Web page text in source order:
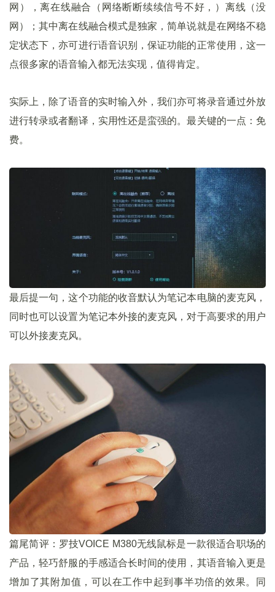
网），离在线融合（网络断断续续信号不好，）离线（没
网）；其中离在线融合模式是独家，简单说就是在网络不稳
定状态下，亦可进行语音识别，保证功能的正常使用，这一
点很多家的语音输入都无法实现，值得肯定。
实际上，除了语音的实时输入外，我们亦可将录音通过外放
进行转录或者翻译，实用性还是蛮强的。最关键的一点：免
费。
最后提一句，这个功能的收音默认为笔记本电脑的麦克风，
同时也可以设置为笔记本外接的麦克风，对于高要求的用户
可以外接麦克风。
篇尾简评：罗技VOICE M380无线鼠标是一款很适合职场的
产品，轻巧舒服的手感适合长时间的使用，其语音输入更是
增加了其附加值，可以在工作中起到事半功倍的效果。同